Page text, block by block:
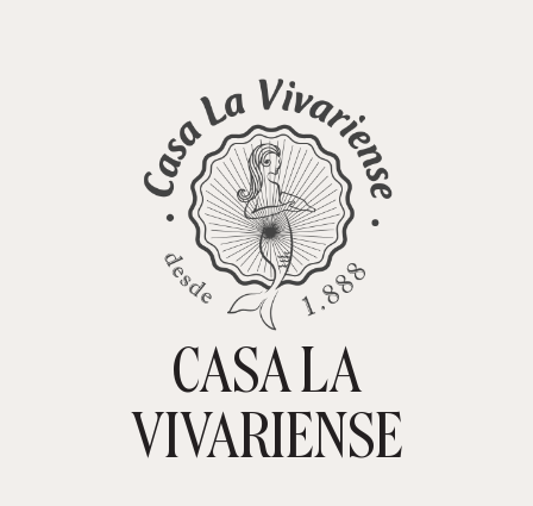
TIENDA ONLINECASA LA
VIVARIENSE